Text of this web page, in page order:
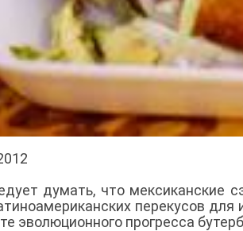
думать, что мексиканские
перекусов для
эволюционного прогресса